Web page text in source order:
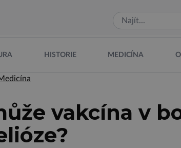
HISTORIE MEDICÍNA
vakcína v